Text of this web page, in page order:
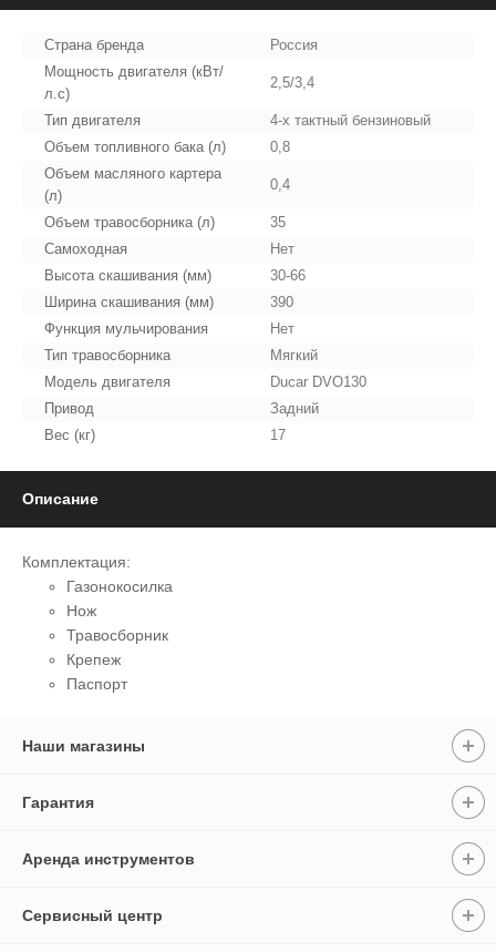
Страна бренда
Россия
Мощность двигателя (кВт/
л.с)
2,5/3,4
Тип двигателя
4-х тактный бензиновый
Объем топливного бака (л)
0,8
Объем масляного картера
(л)
0,4
Объем травосборника (л)
35
Самоходная
Нет
Высота скашивания (мм)
30-66
Ширина скашивания (мм)
390
Функция мульчирования
Нет
Тип травосборника
Мягкий
Модель двигателя
Ducar DVO130
Привод
Задний
Вес (кг)
17
Описание
Комплектация:
Газонокосилка
Нож
Травосборник
Крепеж
Паспорт
Наши магазины
Гарантия
Аренда инструментов
Сервисный центр